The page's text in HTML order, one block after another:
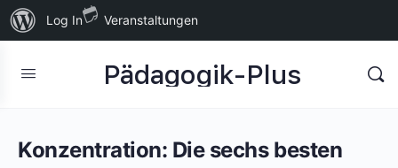
Über
WordPress
Log In Veranstaltungen
Pädagogik-Plus
Konzentration: Die sechs besten